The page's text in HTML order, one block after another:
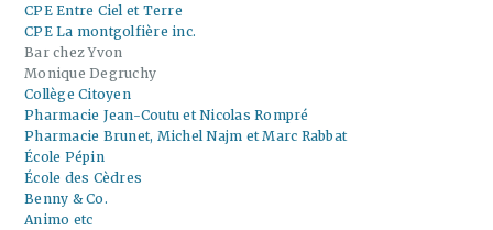
CPE Entre Ciel et Terre
CPE La montgolfière inc.
Bar chez Yvon
Monique Degruchy
Collège Citoyen
Pharmacie Jean-Coutu et Nicolas Rompré
Pharmacie Brunet, Michel Najm et Marc Rabbat
École Pépin
École des Cèdres
Benny & Co.
Animo etc